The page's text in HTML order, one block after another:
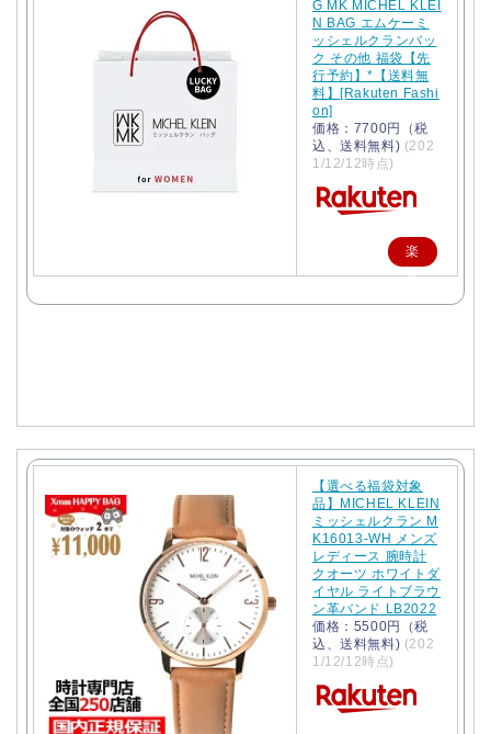
G MK MICHEL KLEI
N BAG エムケーミ
ッシェルクランバッ
ク その他 福袋【先
行予約】*【送料無
料】[Rakuten Fashi
on]
価格：7700円（税
込、送料無料) (202
1/12/12時点)
楽
天
【選べる福袋対象
品】MICHEL KLEIN
ミッシェルクラン M
K16013-WH メンズ
レディース 腕時計
クオーツ ホワイトダ
イヤル ライトブラウ
ン革バンド LB2022
価格：5500円（税
込、送料無料) (202
1/12/12時点)